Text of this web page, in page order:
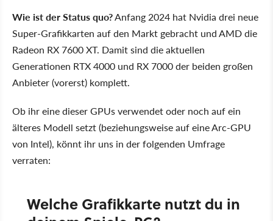
Wie ist der Status quo?Anfang 2024 hat Nvidia drei neue
Super-Grafikkarten auf den Markt gebracht und AMD die
Radeon RX 7600 XT. Damit sind die aktuellen
Generationen RTX 4000 und RX 7000 der beiden großen
Anbieter (vorerst) komplett.
Ob ihr eine dieser GPUs verwendet oder noch auf ein
älteres Modell setzt (beziehungsweise auf eine Arc-GPU
von Intel), könnt ihr uns in der folgenden Umfrage
verraten: